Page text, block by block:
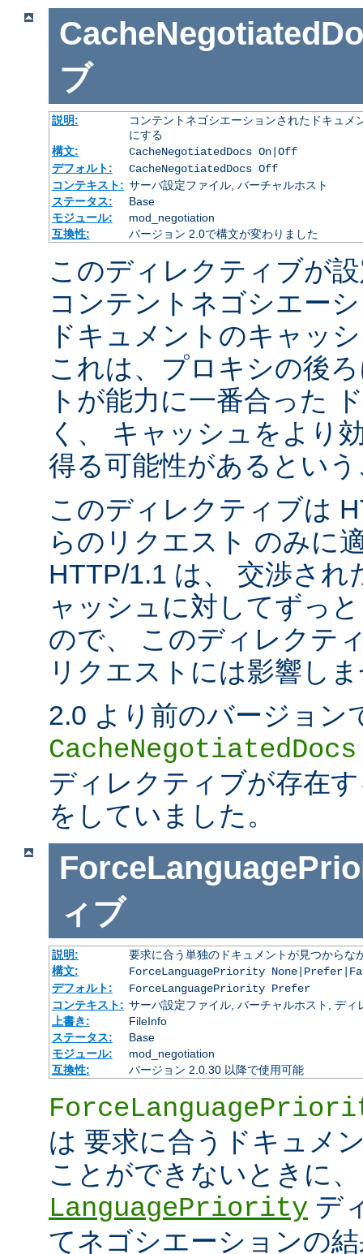
ブ
説明:
コンテントネゴシエーションされたドキュ
にする
構文:
CacheNegotiatedDocs On|Off
デフォルト:
CacheNegotiatedDocs Off
コンテキスト: サーバ設定ファイル, バーチャルホスト
ステータス:
Base
モジュール:
mod_negotiation
互換性:
バージョン 2.0で構文が変わりました
このディレクティブが
コンテントネゴシエー
ドキュメントのキャッ
これは、プロキシの後
トが能力に一番合った
く、 キャッシュをより
得る可能性があるとい
このディレクティブは
らのリクエスト のみに
HTTP/1.1 は、 交渉さ
ャッシュに対してずっ
ので、 このディレクテ
リクエストには影響し
2.0 より前のバージョン
CacheNegotiatedDocs
ディレクティブが存在
をしていました。
ィブ
説明:
要求に合う単独のドキュメントが見つからな
構文:
ForceLanguagePriority
デフォルト:
ForceLanguagePriority Prefer
コンテキスト: サーバ設定ファイル, バーチャルホスト, ディ
上書き:
FileInfo
ステータス:
Base
モジュール:
mod_negotiation
互換性:
バージョン 2.0.30 以降で使用可能
は 要求に合うドキュメ
ことができないときに、
LanguagePriority デ
てネゴシエーションの